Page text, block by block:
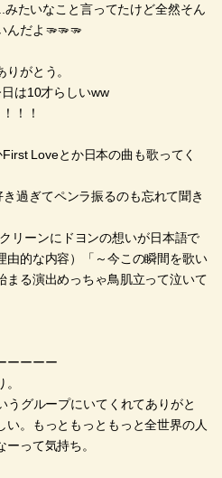
たいなこと言ってたけど全然そん
んだよ🫳🫳🫳
がとう。
は10才らしいww
！！
Loveとか日本の曲も歌ってく
過ぎてペンラ振るのも忘れて聞き
リーンにドヨンの想いが日本語で
由的な内容）「～今この瞬間を歌い
まる演出めっちゃ鳥肌立って泣いて
ーーーー
うグループにいてくれてありがと
い。もっともっともっと全世界の人
って気持ち。